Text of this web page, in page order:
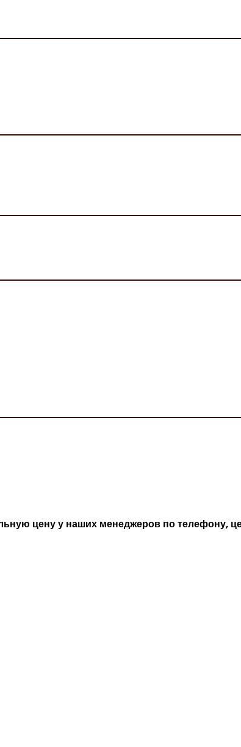
цену у наших менеджеров по телефону,